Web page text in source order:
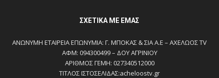
ΣΧΕΤΙΚΆ ΜΕ ΕΜΆΣ
ΑΝΩΝΥΜΗ ΕΤΑΙΡΕΙΑ ΕΠΩΝΥΜΙΑ: Γ. ΜΠΟΚΑΣ & ΣΙΑ Α.Ε – ΑΧΕΛΩΟΣ TV
ΑΦΜ: 094300499 – ΔΟΥ ΑΓΡΙΝΙΟΥ
ΑΡΙΘΜΟΣ ΓΕΜΗ: 027340512000
ΤΙΤΛΟΣ ΙΣΤΟΣΕΛΙΔΑΣ:acheloostv.gr